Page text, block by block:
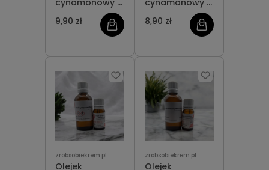
cynamonowy z
liści NATURALNY
9,90 zł
cynamonowy z
kory
NATURALNY
8,90 zł
zrobsobiekrem.pl
Olejek
zrobsobiekrem.pl
Olejek